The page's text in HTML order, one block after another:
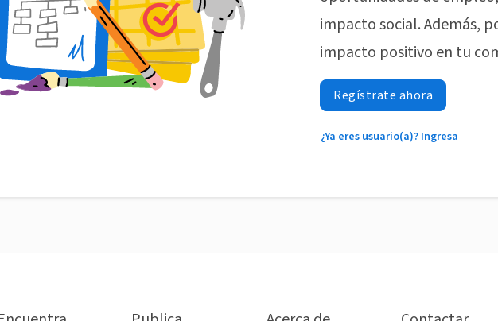
impacto social. Además,
impacto positivo en tu
Regístrate ahora
¿Ya eres usuario(a)? Ingresa